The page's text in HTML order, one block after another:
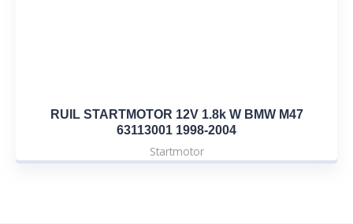
RUIL STARTMOTOR 12V 1.8k W BMW M47
63113001 1998-2004
Startmotor